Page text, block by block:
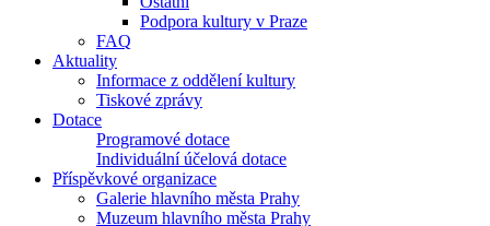
Podpora kultury v Praze
FAQ
Aktuality
Informace z oddělení kultury
Tiskové zprávy
Dotace
Programové dotace
Individuální účelová dotace
Příspěvkové organizace
Galerie hlavního města Prahy
Muzeum hlavního města Prahy